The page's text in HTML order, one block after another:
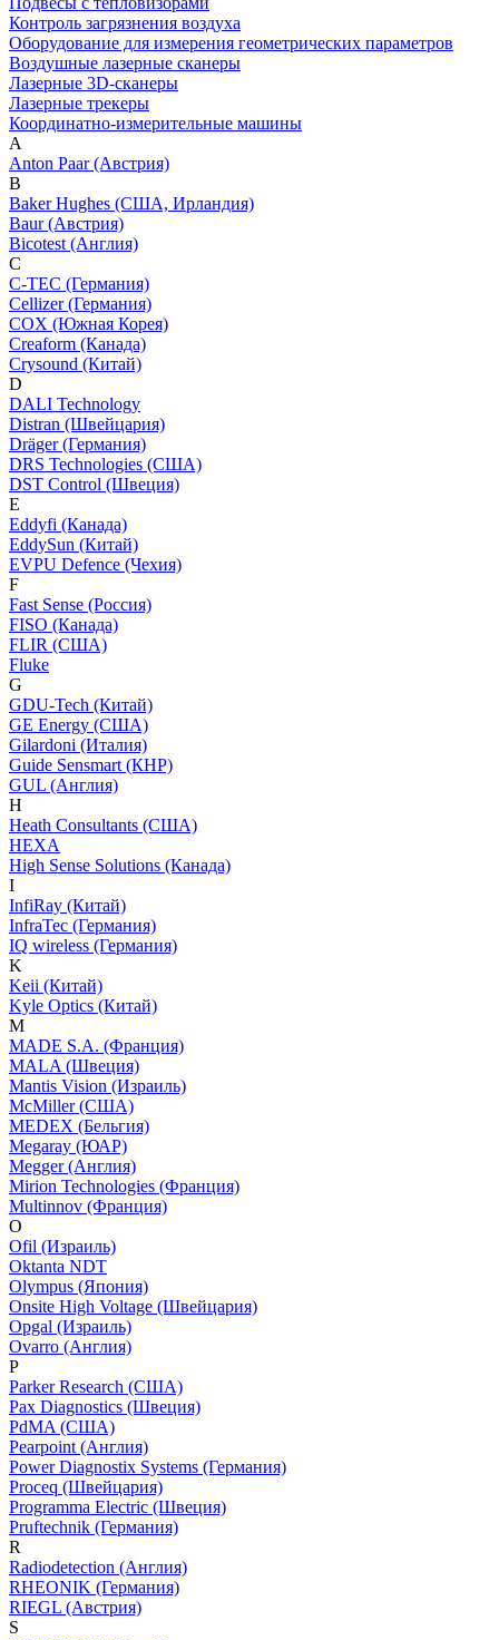
Контроль загрязнения воздуха
Оборудование для измерения геометрических параметров
Воздушные лазерные сканеры
Лазерные 3D-сканеры
Лазерные трекеры
Координатно-измерительные машины
A
Anton Paar (Австрия)
B
Baker Hughes (США, Ирландия)
Baur (Австрия)
Bicotest (Англия)
C
C-TEC (Германия)
Cellizer (Германия)
COX (Южная Корея)
Creaform (Канада)
Crysound (Китай)
D
DALI Technology
Distran (Швейцария)
Dräger (Германия)
DRS Technologies (США)
DST Control (Швеция)
E
Eddyfi (Канада)
EddySun (Китай)
EVPU Defence (Чехия)
F
Fast Sense (Россия)
FISO (Канада)
FLIR (США)
Fluke
G
GDU-Tech (Китай)
GE Energy (США)
Gilardoni (Италия)
Guide Sensmart (КНР)
GUL (Англия)
H
Heath Consultants (США)
HEXA
High Sense Solutions (Канада)
I
InfiRay (Китай)
InfraTec (Германия)
IQ wireless (Германия)
K
Keii (Китай)
Kyle Optics (Китай)
M
MADE S.A. (Франция)
MALA (Швеция)
Mantis Vision (Израиль)
McMiller (США)
MEDEX (Бельгия)
Megaray (ЮАР)
Megger (Англия)
Mirion Technologies (Франция)
Multinnov (Франция)
O
Ofil (Израиль)
Oktanta NDT
Olympus (Япония)
Onsite High Voltage (Швейцария)
Opgal (Израиль)
Ovarro (Англия)
P
Parker Research (США)
Pax Diagnostics (Швеция)
PdMA (США)
Pearpoint (Англия)
Power Diagnostix Systems (Германия)
Proceq (Швейцария)
Programma Electric (Швеция)
Pruftechnik (Германия)
R
Radiodetection (Англия)
RHEONIK (Германия)
RIEGL (Австрия)
S